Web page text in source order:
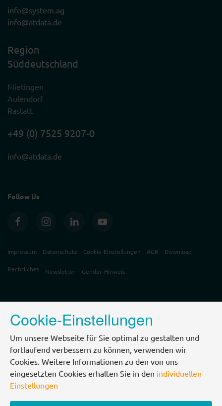
info@system.ag
info@atdata.de
Region
Süddeutschland
Mietingen
Aulendorf
Rastatt
+49 (0) 7525 9207-0
info@atdata.de
Follow Us
Impressum Datenschutz Cookie-Einstellungen AGB Download
Rechtliches Newsletter Gender-Hinweis
Cookie-Einstellungen
Um unsere Webseite für Sie optimal zu gestalten und
fortlaufend verbessern zu können, verwenden wir
Cookies. Weitere Informationen zu den von uns
eingesetzten Cookies erhalten Sie in den individuellen
Einstellungen